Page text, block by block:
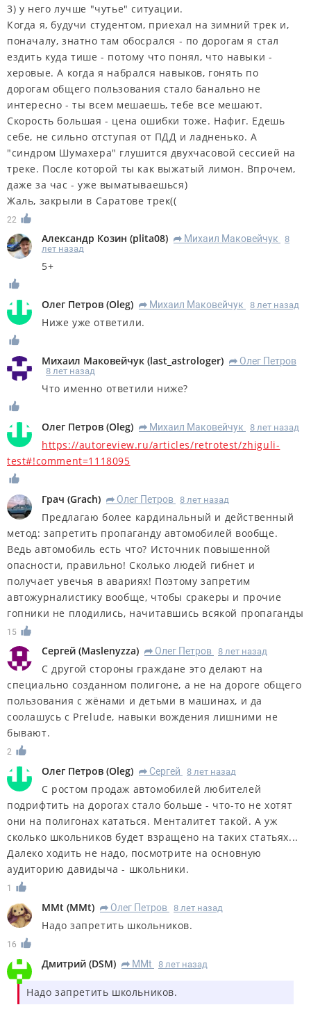
3) у него лучше "чутье" ситуации.
Когда я, будучи студентом, приехал на зимний трек и,
поначалу, знатно там обосрался - по дорогам я стал
ездить куда тише - потому что понял, что навыки -
херовые. А когда я набрался навыков, гонять по
дорогам общего пользования стало банально не
интересно - ты всем мешаешь, тебе все мешают.
Скорость большая - цена ошибки тоже. Нафиг. Едешь
себе, не сильно отступая от ПДД и ладненько. А
"синдром Шумахера" глушится двухчасовой сессией на
треке. После которой ты как выжатый лимон. Впрочем,
даже за час - уже выматываешься)
Жаль, закрыли в Саратове трек((
22
Александр Козин (plita08) R Михаил Маковейчук
8
лет назад
5+
Олег Петров (Oleg) R Михаил Маковейчук 8 лет назад
Ниже уже ответили.
Михаил Маковейчук (last_astrologer) R Олег Петров
8 лет назад
Что именно ответили ниже?
Олег Петров (Oleg) R Михаил Маковейчук 8 лет назад
https://autoreview.ru/articles/retrotest/zhiguli-
test#!comment=1118095
Грач (Grach) R Олег Петров 8 лет назад
Предлагаю более кардинальный и действенный
метод: запретить пропаганду автомобилей вообще.
Ведь автомобиль есть что? Источник повышенной
опасности, правильно! Сколько людей гибнет и
получает увечья в авариях! Поэтому запретим
автожурналистику вообще, чтобы сракеры и прочие
гопники не плодились, начитавшись всякой пропаганды
15
Сергей (Maslenyzza) R Олег Петров 8 лет назад
С другой стороны граждане это делают на
специально созданном полигоне, а не на дороге общего
пользования с жёнами и детьми в машинах, и да
соолашусь с Prelude, навыки вождения лишними не
бывают.
2
Олег Петров (Oleg) R Сергей 8 лет назад
С ростом продаж автомобилей любителей
подрифтить на дорогах стало больше - что-то не хотят
они на полигонах кататься. Менталитет такой. А уж
сколько школьников будет взращено на таких статьях...
Далеко ходить не надо, посмотрите на основную
аудиторию давидыча - школьники.
1
MMt (MMt) R Олег Петров 8 лет назад
Надо запретить школьников.
16
Дмитрий (DSM) R MMt 8 лет назад
Надо запретить школьников.